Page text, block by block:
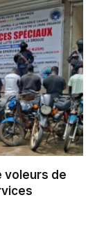
voleurs de